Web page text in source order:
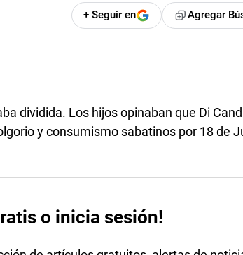
+ Seguir en Agregar
dividida. Los hijos opinaban que Di
y consumismo sabatinos por 18 de
o inicia sesión!